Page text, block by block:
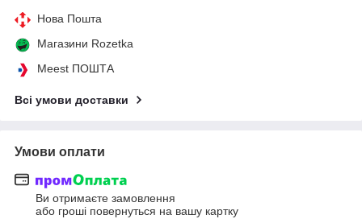
Нова Пошта
Магазини Rozetka
Meest ПОШТА
Всі умови доставки
Умови оплати
Ви отримаєте замовлення
або гроші повернуться на вашу картку